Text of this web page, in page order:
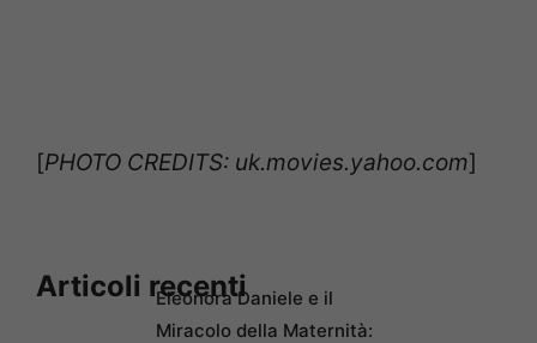
[PHOTO CREDITS: uk.movies.yahoo.com]
Articoli recentiEleonora Daniele e il
Miracolo della Maternità: